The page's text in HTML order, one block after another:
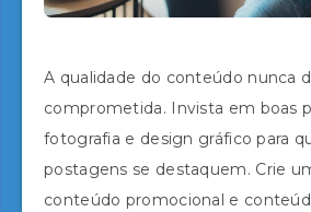
A qualidade do conteúdo nunca
comprometida. Invista em boas
fotografia e design gráfico para
postagens se destaquem. Crie
conteúdo promocional e